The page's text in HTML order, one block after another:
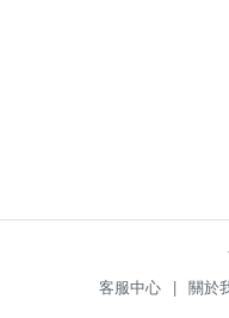
客服中心 | 關於